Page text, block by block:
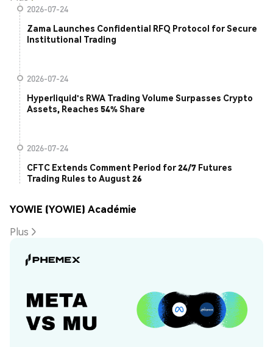
2026-07-24
Zama Launches Confidential RFQ Protocol for Secure
Institutional Trading
2026-07-24
Hyperliquid's RWA Trading Volume Surpasses Crypto
Assets, Reaches 54% Share
2026-07-24
CFTC Extends Comment Period for 24/7 Futures
Trading Rules to August 26
YOWIE (YOWIE) Académie
Plus